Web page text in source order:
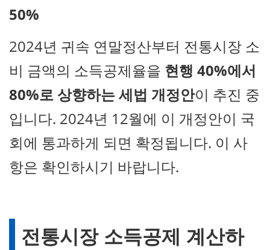
50%
2024년 귀속 연말정산부터 전통시장 소
비 금액의 소득공제율을 현행 40%에서
80%로 상향하는 세법 개정안이 추진 중
입니다. 2024년 12월에 이 개정안이 국
회에 통과하게 되면 확정됩니다. 이 사
항은 확인하시기 바랍니다.
전통시장 소득공제 계산하